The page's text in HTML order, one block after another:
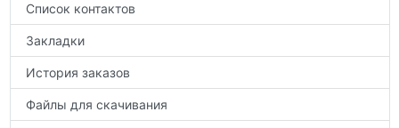
Список контактов
Закладки
История заказов
Файлы для скачивания